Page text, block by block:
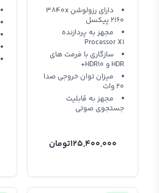
دارای رزولوشن 3840x
2160 پیکسل
مجهز به پردازنده
Processor X1
سازگاری با فرمت های
HDR و HDR10+
میزان توان خروجی صدا
20 وات
مجهز به قابلیت
جستجوی صوتی
125,400,000تومان